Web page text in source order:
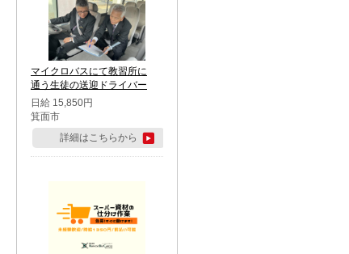
マイクロバスにて教習所に
通う生徒の送迎ドライバー
日給 15,850円
箕面市
詳細はこちらから